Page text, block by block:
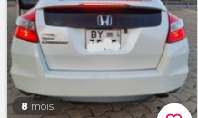
8 mois